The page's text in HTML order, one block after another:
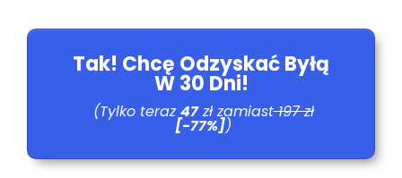
Tak! Chcę Odzyskać Byłą
W 30 Dni!
(Tylko teraz47zł zamiast197 zł
[-77%])